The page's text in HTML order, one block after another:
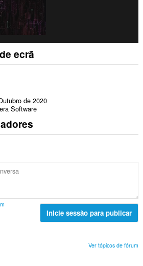
ecrã
de 2020
Software
Inicie sessão para publicar
Ver tópicos de fórum